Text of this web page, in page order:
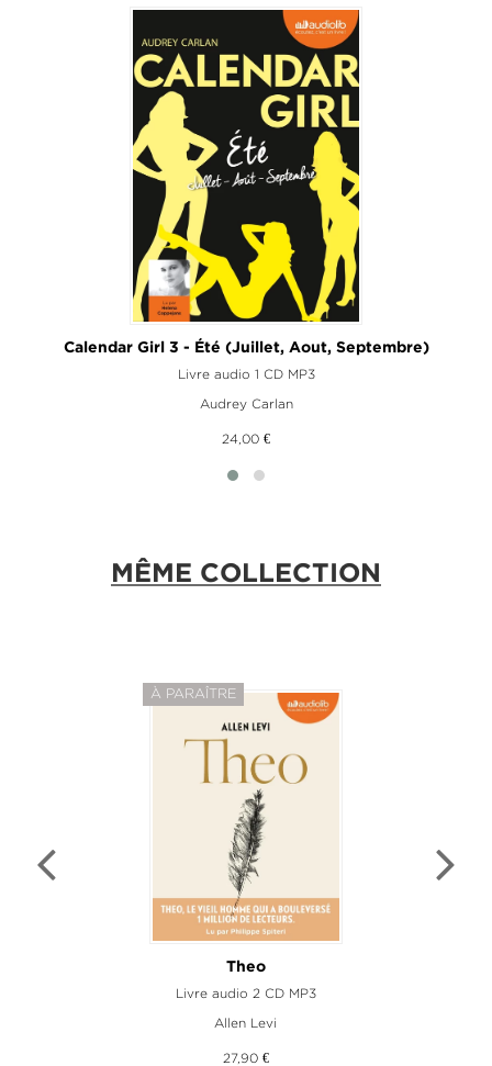
Calendar Girl 3 - Été (Juillet, Aout, Septembre)
Livre audio 1 CD MP3
Audrey Carlan
24,00 €
MÊME COLLECTION
À PARAÎTRE
Theo
Livre audio 2 CD MP3
Allen Levi
27,90 €